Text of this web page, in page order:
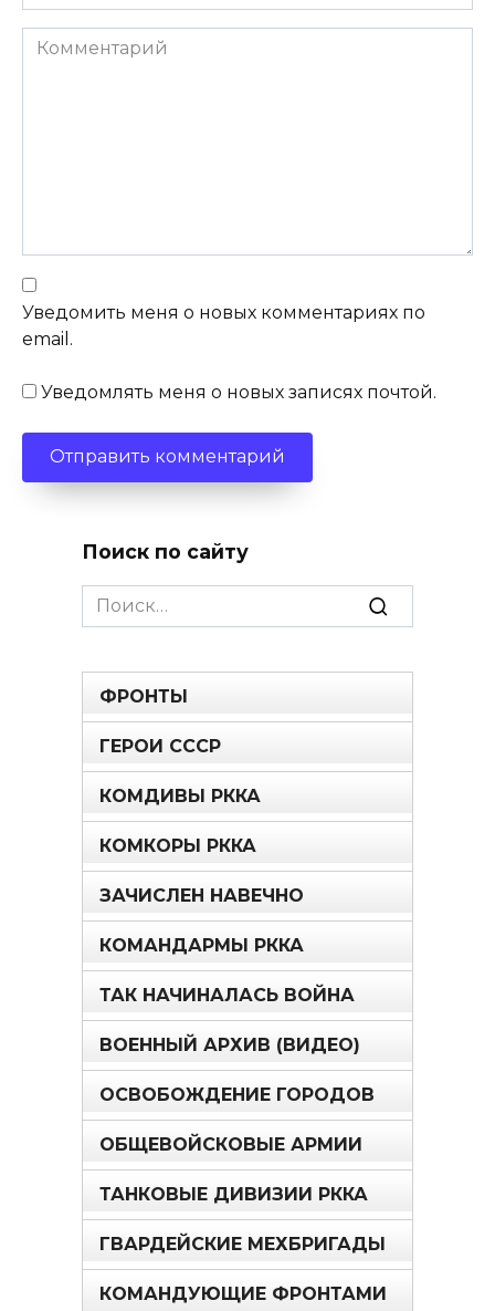
Комментарий
Уведомить меня о новых комментариях по
email.
Уведомлять меня о новых записях почтой.
Поиск по сайту
Search
for:
ФРОНТЫ
ГЕРОИ СССР
КОМДИВЫ РККА
КОМКОРЫ РККА
ЗАЧИСЛЕН НАВЕЧНО
КОМАНДАРМЫ РККА
ТАК НАЧИНАЛАСЬ ВОЙНА
ВОЕННЫЙ АРХИВ (ВИДЕО)
ОСВОБОЖДЕНИЕ ГОРОДОВ
ОБЩЕВОЙСКОВЫЕ АРМИИ
ТАНКОВЫЕ ДИВИЗИИ РККА
ГВАРДЕЙСКИЕ МЕХБРИГАДЫ
КОМАНДУЮЩИЕ ФРОНТАМИ